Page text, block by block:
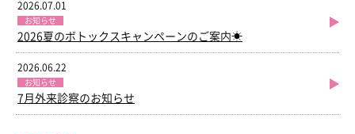
2026.07.01
お知らせ
2026夏のボトックスキャンペーンのご案内☀
2026.06.22
お知らせ
7月外来診察のお知らせ